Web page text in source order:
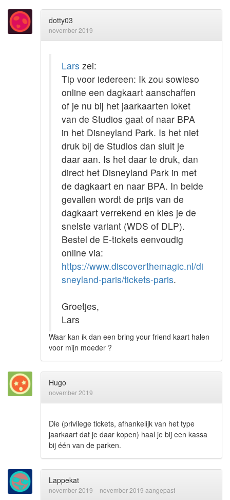
dotty03
november 2019
Lars zei:
Tip voor iedereen: Ik zou sowieso
online een dagkaart aanschaffen
of je nu bij het jaarkaarten loket
van de Studios gaat of naar BPA
in het Disneyland Park. Is het niet
druk bij de Studios dan sluit je
daar aan. Is het daar te druk, dan
direct het Disneyland Park in met
de dagkaart en naar BPA. In beide
gevallen wordt de prijs van de
dagkaart verrekend en kies je de
snelste variant (WDS of DLP).
Bestel de E-tickets eenvoudig
online via:
https://www.discoverthemagic.nl/di
sneyland-paris/tickets-paris.
Groetjes,
Lars
Waar kan ik dan een bring your friend kaart halen
voor mijn moeder ?
Hugo
november 2019
Die (privilege tickets, afhankelijk van het type
jaarkaart dat je daar kopen) haal je bij een kassa
bij één van de parken.
Lappekat
november 2019 november 2019 aangepast